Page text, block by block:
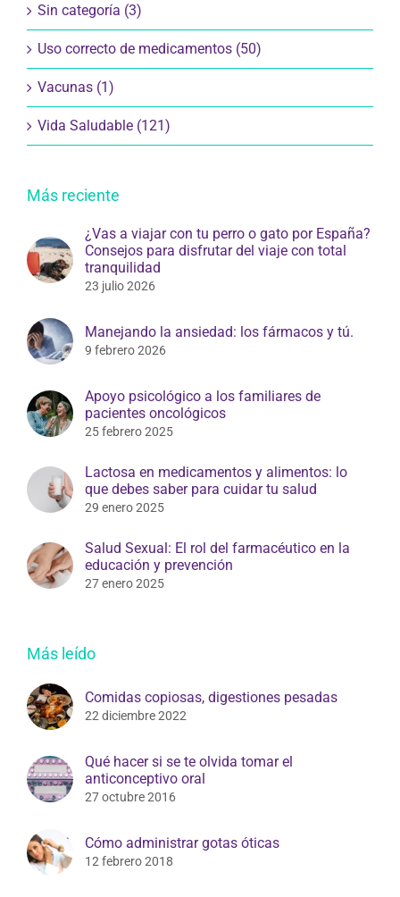
Sin categoría (3)
Uso correcto de medicamentos (50)
Vacunas (1)
Vida Saludable (121)
Más reciente
¿Vas a viajar con tu perro o gato por España?
Consejos para disfrutar del viaje con total
tranquilidad
23 julio 2026
Manejando la ansiedad: los fármacos y tú.
9 febrero 2026
Apoyo psicológico a los familiares de
pacientes oncológicos
25 febrero 2025
Lactosa en medicamentos y alimentos: lo
que debes saber para cuidar tu salud
29 enero 2025
Salud Sexual: El rol del farmacéutico en la
educación y prevención
27 enero 2025
Más leído
Comidas copiosas, digestiones pesadas
22 diciembre 2022
Qué hacer si se te olvida tomar el
anticonceptivo oral
27 octubre 2016
Cómo administrar gotas óticas
12 febrero 2018